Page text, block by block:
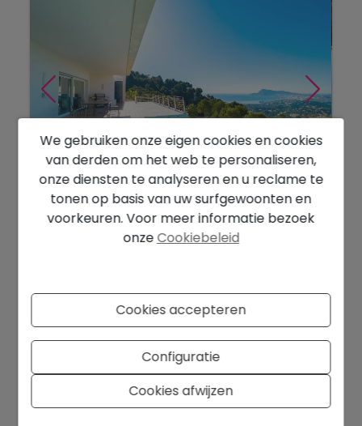
1.750.000 €
Ruime moderne villa met spectaculair
uitzicht op zee...
We gebruiken onze eigen cookies en cookies
van derden om het web te personaliseren,
onze diensten te analyseren en u reclame te
tonen op basis van uw surfgewoonten en
voorkeuren. Voor meer informatie bezoek
onzeCookiebeleid
Cookies accepteren
Configuratie
Cookies afwijzen